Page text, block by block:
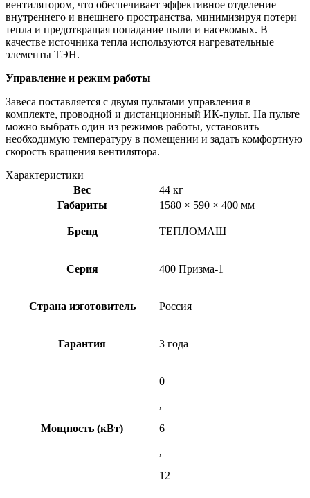
вентилятором, что обеспечивает эффективное отделение
внутреннего и внешнего пространства, минимизируя потери
тепла и предотвращая попадание пыли и насекомых. В
качестве источника тепла используются нагревательные
элементы ТЭН.
Управление и режим работы
Завеса поставляется с двумя пультами управления в
комплекте, проводной и дистанционный ИК-пульт. На пульте
можно выбрать один из режимов работы, установить
необходимую температуру в помещении и задать комфортную
скорость вращения вентилятора.
Характеристики
Вес
44 кг
Габариты
1580 × 590 × 400 мм
Бренд ТЕПЛОМАШ
Серия 400 Призма-1
Страна изготовитель Россия
Гарантия 3 года
Мощность (кВт)
0
,
6
,
12